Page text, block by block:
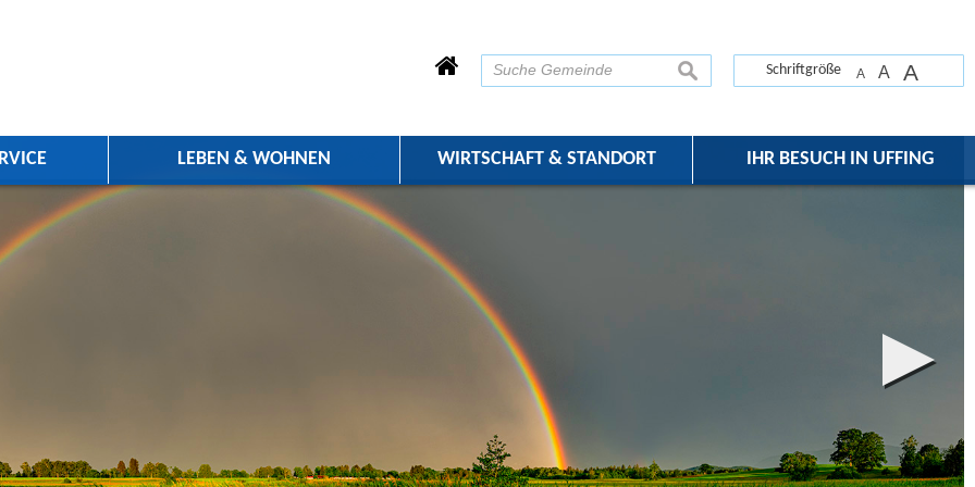
Schriftgröße A A A
suchen
LEBEN & WOHNEN WIRTSCHAFT & STANDORT IHR BESUCH IN UFFING